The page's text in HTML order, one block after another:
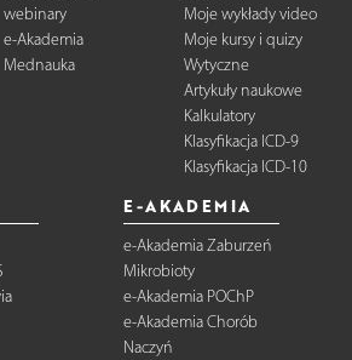
webinary
e-Akademia
Mednauka
Moje wykłady video
Moje kursy i quizy
Wytyczne
Artykuły naukowe
Kalkulatory
Klasyfikacja ICD-9
Klasyfikacja ICD-10
E-AKADEMIA
e-Akademia Zaburzeń
Mikrobioty
e-Akademia POChP
e-Akademia Chorób
Naczyń